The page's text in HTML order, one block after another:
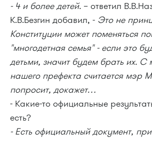
- 4 и более детей. – ответил
К.В.Безгин добавил, - Это не
Конституции может поменяться
"многодетная семья" - если это
детьми, значит будем брать их. С
нашего префекта считается мэр
попросит, докажет…
- Какие-то официальные
есть?
- Есть официальный документ,